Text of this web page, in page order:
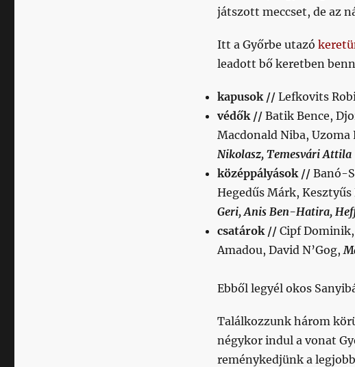
játszott meccset, de az
Itt a Győrbe utazó
leadott bő keretben
kapusok // Lefkovits
védők // Batik Bence,
Macdonald Niba,
Nikolasz, Temesvári Attila
középpályások // Banó-
Hegedűs Márk, Kesztyűs
Geri, Anis Ben-Hatira,
csatárok // Cipf
Amadou, David N’Gog,
Ebből legyél okos
Találkozzunk három
négykor indul a vonat
reménykedjünk a